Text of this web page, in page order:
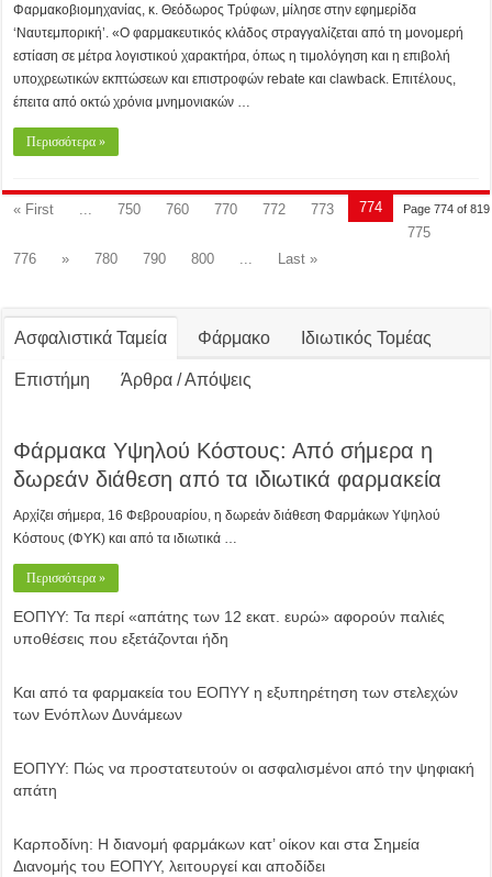
Φαρμακοβιομηχανίας, κ. Θεόδωρος Τρύφων, μίλησε στην εφημερίδα
‘Ναυτεμπορική’. «Ο φαρμακευτικός κλάδος στραγγαλίζεται από τη μονομερή
εστίαση σε μέτρα λογιστικού χαρακτήρα, όπως η τιμολόγηση και η επιβολή
υποχρεωτικών εκπτώσεων και επιστροφών rebate και clawback. Επιτέλους,
έπειτα από οκτώ χρόνια μνημονιακών …
Περισσότερα »
Page 774 of 819
« First ... 750 760 770 772 773
774
775
776
» 780 790 800 ... Last »
Ασφαλιστικά Ταμεία Φάρμακο Ιδιωτικός Τομέας
Επιστήμη Άρθρα / Απόψεις
Φάρμακα Υψηλού Κόστους: Από σήμερα η
δωρεάν διάθεση από τα ιδιωτικά φαρμακεία
Αρχίζει σήμερα, 16 Φεβρουαρίου, η δωρεάν διάθεση Φαρμάκων Υψηλού
Κόστους (ΦΥΚ) και από τα ιδιωτικά …
Περισσότερα »
ΕΟΠΥΥ: Τα περί «απάτης των 12 εκατ. ευρώ» αφορούν παλιές
υποθέσεις που εξετάζονται ήδη
Και από τα φαρμακεία του ΕΟΠΥΥ η εξυπηρέτηση των στελεχών
των Ενόπλων Δυνάμεων
ΕΟΠΥΥ: Πώς να προστατευτούν οι ασφαλισμένοι από την ψηφιακή
απάτη
Καρποδίνη: Η διανομή φαρμάκων κατ’ οίκον και στα Σημεία
Διανομής του ΕΟΠΥΥ, λειτουργεί και αποδίδει